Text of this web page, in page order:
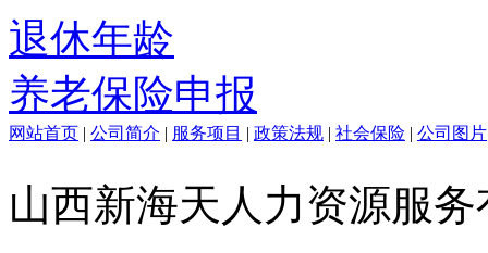
退休年龄
养老保险申报
网站首页 | 公司简介 | 服务项目 | 政策法规 | 社会保险 | 公司图片
山西新海天人力资源服